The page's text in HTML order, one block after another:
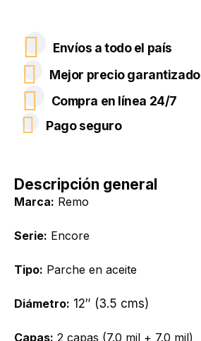
Envíos a todo el país
Mejor precio garantizado
Compra en línea 24/7
Pago seguro
Descripción general
Marca: Remo
Serie: Encore
Tipo: Parche en aceite
Diámetro: 12″ (3.5 cms)
Capas: 2 capas (7.0 mil + 7.0 mil)